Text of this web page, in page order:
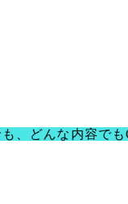
、どんな内容でも